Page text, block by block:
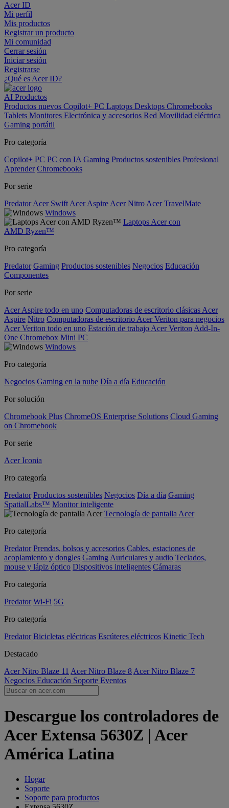
Acer ID
Mi perfil
Mis productos
Registrar un producto
Mi comunidad
Cerrar sesión
Iniciar sesión
Registrarse
¿Qué es Acer ID?
AI Productos
Productos nuevos Copilot+ PC Laptops Desktops Chromebooks
Tablets Monitores Electrónica y accesorios Red Movilidad eléctrica
Gaming portátil
Pro categoría
Copilot+ PC PC con IA Gaming Productos sostenibles Profesional
Aprender Chromebooks
Por serie
Predator Acer Swift Acer Aspire Acer Nitro Acer TravelMate
Windows
Laptops Acer con
AMD Ryzen™
Pro categoría
Predator Gaming Productos sostenibles Negocios Educación
Componentes
Por serie
Acer Aspire todo en uno Computadoras de escritorio clásicas Acer
Aspire Nitro Computadoras de escritorio Acer Veriton para negocios
Acer Veriton todo en uno Estación de trabajo Acer Veriton Add-In-
One Chromebox Mini PC
Windows
Pro categoría
Negocios Gaming en la nube Día a día Educación
Por solución
Chromebook Plus ChromeOS Enterprise Solutions Cloud Gaming
on Chromebook
Por serie
Acer Iconia
Pro categoría
Predator Productos sostenibles Negocios Día a día Gaming
SpatialLabs™ Monitor inteligente
Tecnología de pantalla Acer
Pro categoría
Predator Prendas, bolsos y accesorios Cables, estaciones de
acoplamiento y dongles Gaming Auriculares y audio Teclados,
mouse y lápiz óptico Dispositivos inteligentes Cámaras
Pro categoría
Predator Wi-Fi 5G
Pro categoría
Predator Bicicletas eléctricas Escúteres eléctricos Kinetic Tech
Destacado
Acer Nitro Blaze 11 Acer Nitro Blaze 8 Acer Nitro Blaze 7
Negocios Educación Soporte Eventos
Descargue los controladores de
Acer Extensa 5630Z | Acer
América Latina
Hogar
Soporte
Soporte para productos